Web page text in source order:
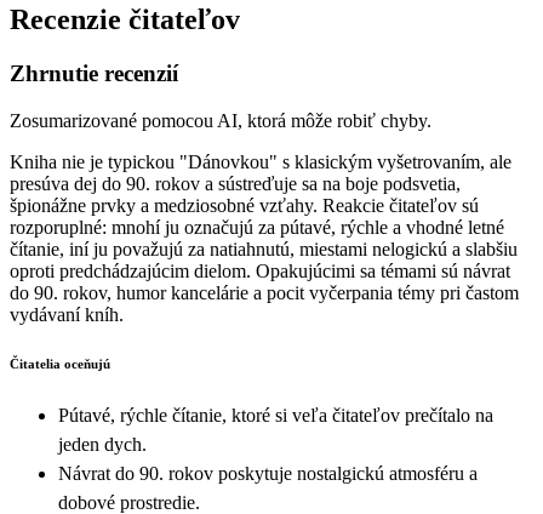
Recenzie čitateľov
Zhrnutie recenzií
Zosumarizované pomocou AI, ktorá môže robiť chyby.
Kniha nie je typickou "Dánovkou" s klasickým vyšetrovaním, ale
presúva dej do 90. rokov a sústreďuje sa na boje podsvetia,
špionážne prvky a medziosobné vzťahy. Reakcie čitateľov sú
rozporuplné: mnohí ju označujú za pútavé, rýchle a vhodné letné
čítanie, iní ju považujú za natiahnutú, miestami nelogickú a slabšiu
oproti predchádzajúcim dielom. Opakujúcimi sa témami sú návrat
do 90. rokov, humor kancelárie a pocit vyčerpania témy pri častom
vydávaní kníh.
Čitatelia oceňujú
Pútavé, rýchle čítanie, ktoré si veľa čitateľov prečítalo na
jeden dych.
Návrat do 90. rokov poskytuje nostalgickú atmosféru a
dobové prostredie.